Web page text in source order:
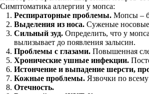
Симптоматика аллергии у мопса:
Респираторные проблемы. Мопсы –
Выделения из носа. Суженые
Сильный зуд. Определить, что у
вылизывает до появления залысин.
Проблемы с глазами. Повышенная
Хронические ушные инфекции.
Истончение и выпадение шерсти,
Кожные проблемы. Язвочки по
Отечность.